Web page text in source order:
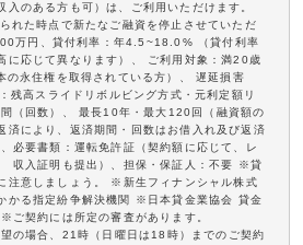
入のある方も可）は、ご利用いただけます。
れた時点で新たなご融資を停止させていただ
万円、貸付利率：年4.5~18.0% （貸付利率
に応じて異なります）、 ご利用対象：満20歳
の永住権を取得されている方）、 遅延損害
残高スライドリボルビング方式・元利定額リ
（回数）、 最長10年・最大120回（融資額の
済により、返済期間・回数はお借入れ及び返済
必要書類：運転免許証（契約額に応じて、レ
収入証明も提出）、担保・保証人：不要 ※貸
注意しましょう。 ※新生フィナンシャル株式
かる指定紛争解決機関 ※日本貸金業協会 貸金
ご契約には所定の審査があります。
の場合、21時（日曜日は18時）までのご契約